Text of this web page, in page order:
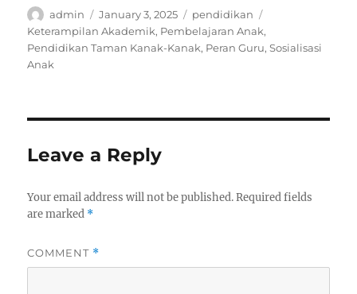
Author
admin
Posted
on
January 3, 2025 Categories
pendidikan
Keterampilan Akademik, Pembelajaran Anak,
Pendidikan Taman Kanak-Kanak, Peran Guru,Sosialisasi
Anak
Leave a Reply
Your email address will not be published. Required fields
are marked *
COMMENT *